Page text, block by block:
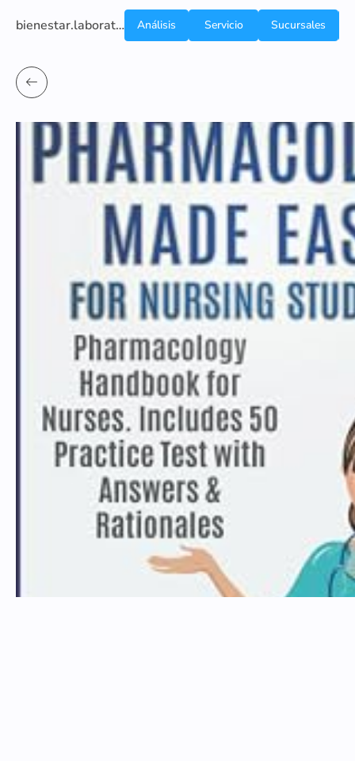
bienestar.laboratoriocliniconsb.com
Análisis
Servicio
Sucursales